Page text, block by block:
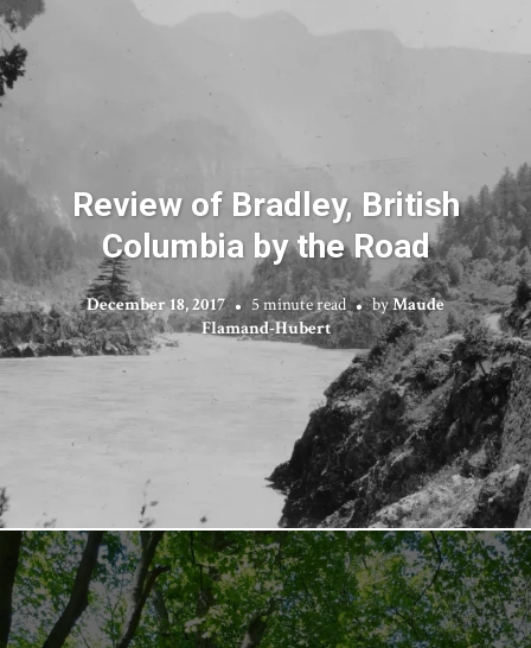
Review of Bradley, British
Columbia by the Road
December 18, 2017 5 minute read byMaude
Flamand-Hubert